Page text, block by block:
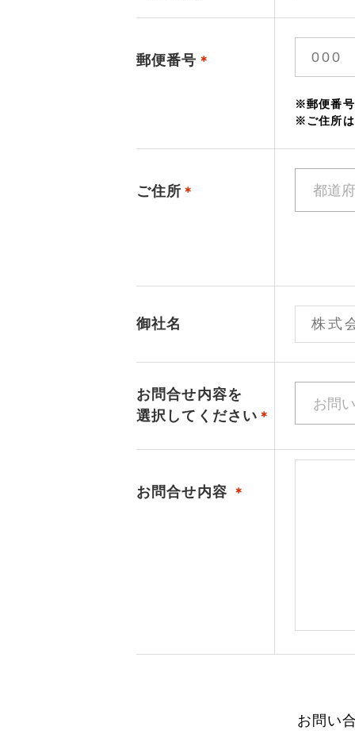
郵便番号 ＊
※郵便番
※ご住所
ご住所 ＊
御社名
お問合せ内容を
選択してください ＊
お問合せ内容 ＊
お問い